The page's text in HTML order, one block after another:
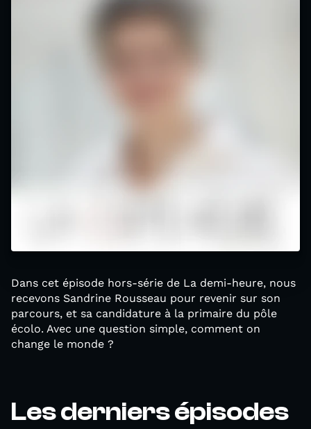
Dans cet épisode hors-série de La demi-heure, nous
recevons Sandrine Rousseau pour revenir sur son
parcours, et sa candidature à la primaire du pôle
écolo. Avec une question simple, comment on
change le monde ?
Les derniers épisodes